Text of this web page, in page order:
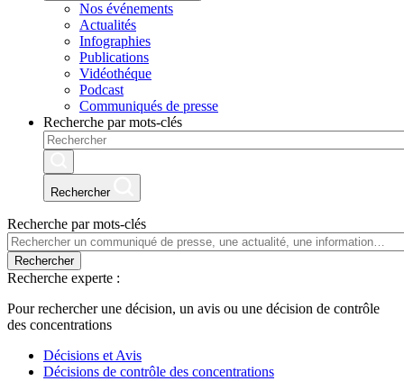
Nos événements
Actualités
Infographies
Publications
Vidéothéque
Podcast
Communiqués de presse
Recherche par mots-clés
Rechercher
Recherche par mots-clés
Rechercher
Recherche experte :
Pour rechercher une décision, un avis ou une décision de contrôle
des concentrations
Décisions et Avis
Décisions de contrôle des concentrations